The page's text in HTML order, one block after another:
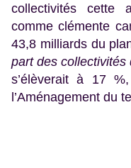
collectivités cette
comme clémente
43,8 milliards du
part des
s’élèverait à 17
l’Aménagement du